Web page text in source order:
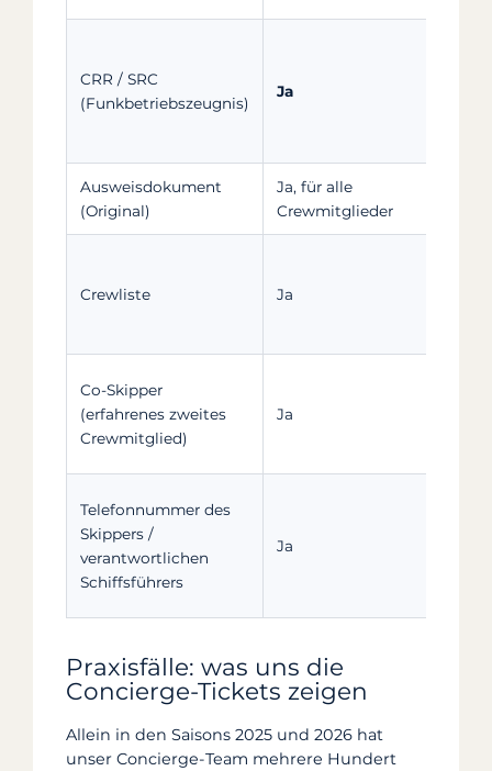
CRR / SRC
(Funkbetriebszeugnis)
Ja
Ausweisdokument
(Original)
Ja, für alle
Crewmitglieder
Crewliste Ja
Co-Skipper
(erfahrenes zweites
Crewmitglied)
Ja
Telefonnummer des
Skippers /
verantwortlichen
Schiffsführers
Ja
Praxisfälle: was uns die
Concierge-Tickets zeigen
Allein in den Saisons 2025 und 2026 hat
unser Concierge-Team mehrere Hundert